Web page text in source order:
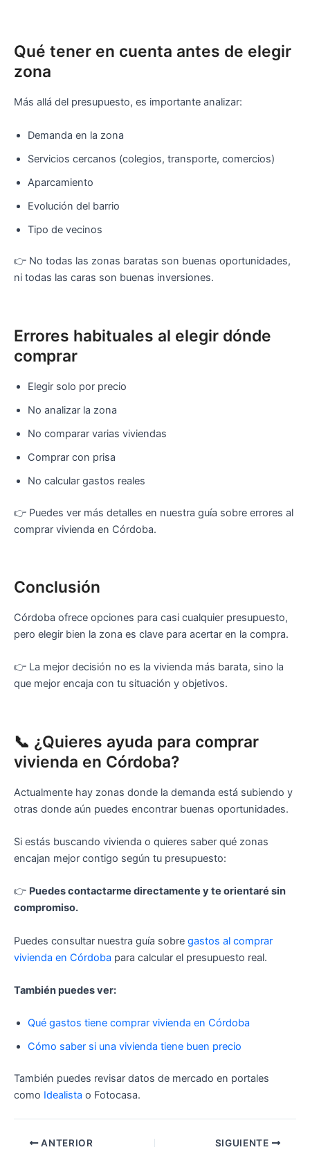
Qué tener en cuenta antes de elegir
zona
Más allá del presupuesto, es importante analizar:
Demanda en la zona
Servicios cercanos (colegios, transporte, comercios)
Aparcamiento
Evolución del barrio
Tipo de vecinos
👉 No todas las zonas baratas son buenas oportunidades,
ni todas las caras son buenas inversiones.
Errores habituales al elegir dónde
comprar
Elegir solo por precio
No analizar la zona
No comparar varias viviendas
Comprar con prisa
No calcular gastos reales
👉 Puedes ver más detalles en nuestra guía sobre errores al
comprar vivienda en Córdoba.
Conclusión
Córdoba ofrece opciones para casi cualquier presupuesto,
pero elegir bien la zona es clave para acertar en la compra.
👉 La mejor decisión no es la vivienda más barata, sino la
que mejor encaja con tu situación y objetivos.
📞 ¿Quieres ayuda para comprar
vivienda en Córdoba?
Actualmente hay zonas donde la demanda está subiendo y
otras donde aún puedes encontrar buenas oportunidades.
Si estás buscando vivienda o quieres saber qué zonas
encajan mejor contigo según tu presupuesto:
👉 Puedes contactarme directamente y te orientaré sin
compromiso.
Puedes consultar nuestra guía sobre gastos al comprar
vivienda en Córdoba para calcular el presupuesto real.
También puedes ver:
Qué gastos tiene comprar vivienda en Córdoba
Cómo saber si una vivienda tiene buen precio
También puedes revisar datos de mercado en portales
como Idealista o Fotocasa.
ANTERIOR SIGUIENTE